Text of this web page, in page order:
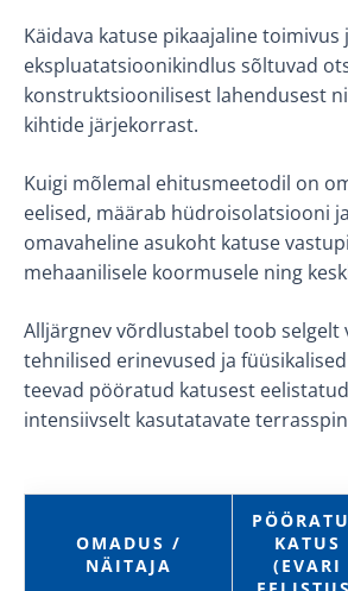
Käidava katuse pikaajaline toimivus
ekspluatatsioonikindlus sõltuvad
konstruktsioonilisest lahendusest
kihtide järjekorrast.
Kuigi mõlemal ehitusmeetodil on
eelised, määrab hüdroisolatsiooni
omavaheline asukoht katuse
mehaanilisele koormusele ning
Alljärgnev võrdlustabel toob selgelt
tehnilised erinevused ja
teevad pööratud katusest
intensiivselt kasutatavate
OMADUS /
NÄITAJA
KATUS
(EVARI